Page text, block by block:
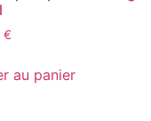
€
au panier